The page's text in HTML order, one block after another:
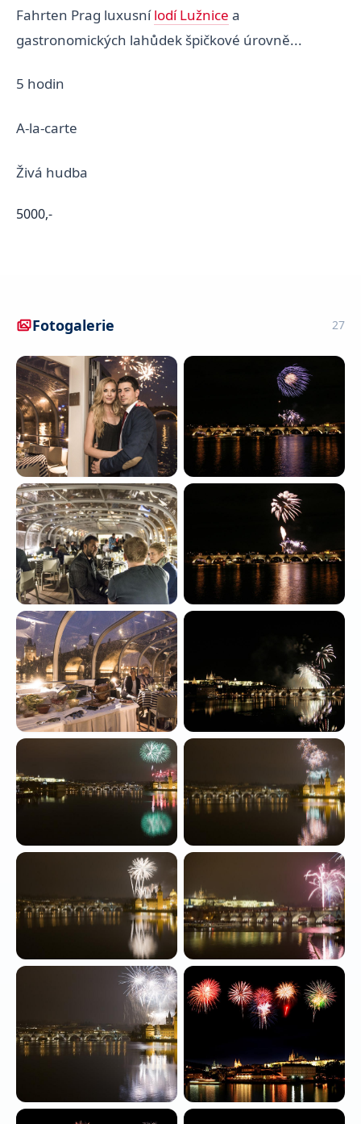
Fahrten Prag luxusnílodí Lužnice a
gastronomických lahůdek špičkové úrovně...
5 hodin
A-la-carte
Živá hudba
5000,-
Fotogalerie 27